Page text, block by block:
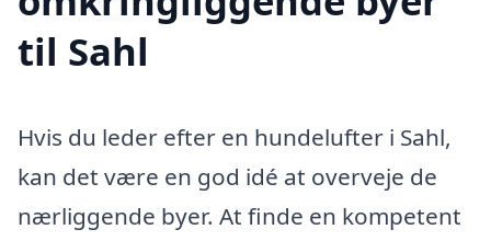
til Sahl
Hvis du leder efter en hundelufter i Sahl,
kan det være en god idé at overveje de
nærliggende byer. At finde en kompetent